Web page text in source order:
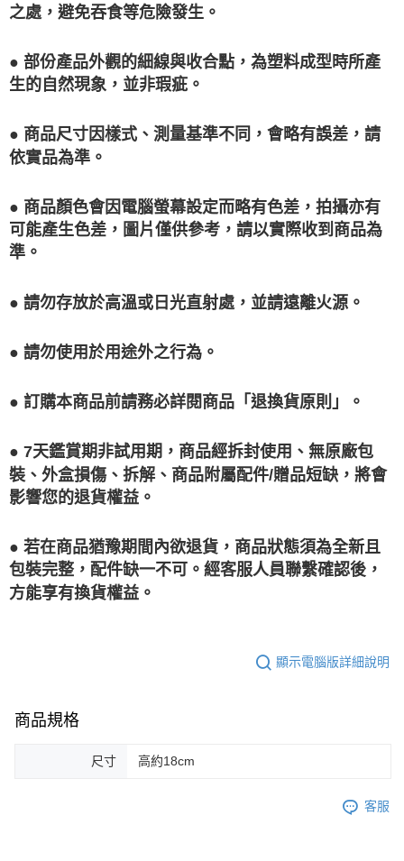
之處，避免吞食等危險發生。
● 部份產品外觀的細線與收合點，為塑料成型時所產
生的自然現象，並非瑕疵。
● 商品尺寸因樣式、測量基準不同，會略有誤差，請
依實品為準。
● 商品顏色會因電腦螢幕設定而略有色差，拍攝亦有
可能產生色差，圖片僅供參考，請以實際收到商品為
準。
● 請勿存放於高溫或日光直射處，並請遠離火源。
● 請勿使用於用途外之行為。
● 訂購本商品前請務必詳閱商品「退換貨原則」。
● 7天鑑賞期非試用期，商品經拆封使用、無原廠包
裝、外盒損傷、拆解、商品附屬配件/贈品短缺，將會
影響您的退貨權益。
● 若在商品猶豫期間內欲退貨，商品狀態須為全新且
包裝完整，配件缺一不可。經客服人員聯繫確認後，
方能享有換貨權益。
顯示電腦版詳細說明
商品規格
尺寸 高約18cm
客服